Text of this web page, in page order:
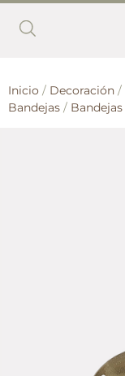
Inicio / Decoración /
Bandejas / Bandejas